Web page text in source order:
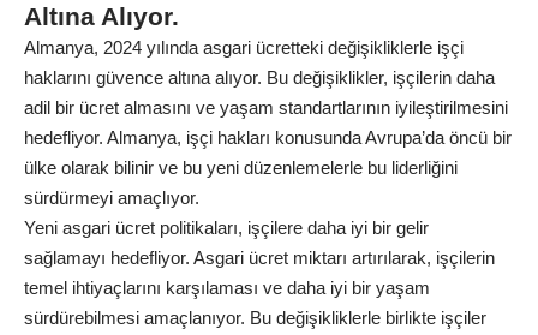
Altına Alıyor.
Almanya, 2024 yılında asgari ücretteki değişikliklerle işçi
haklarını güvence altına alıyor. Bu değişiklikler, işçilerin daha
adil bir ücret almasını ve yaşam standartlarının iyileştirilmesini
hedefliyor. Almanya, işçi hakları konusunda Avrupa’da öncü bir
ülke olarak bilinir ve bu yeni düzenlemelerle bu liderliğini
sürdürmeyi amaçlıyor.
Yeni asgari ücret politikaları, işçilere daha iyi bir gelir
sağlamayı hedefliyor. Asgari ücret miktarı artırılarak, işçilerin
temel ihtiyaçlarını karşılaması ve daha iyi bir yaşam
sürdürebilmesi amaçlanıyor. Bu değişikliklerle birlikte işçiler